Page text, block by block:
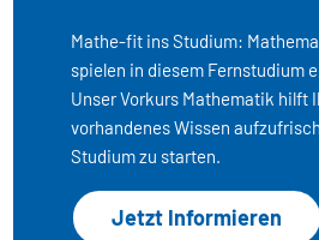
Mathe-fit ins Studium:
spielen in diesem Fernstudium
Unser Vorkurs Mathematik hilft
vorhandenes Wissen
Studium zu starten.
Jetzt Informieren